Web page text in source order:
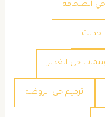
حي الصحافة
حديث
حي الغدير
ترميم حي الروضه